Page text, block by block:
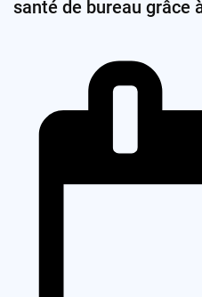
santé de bureau grâce